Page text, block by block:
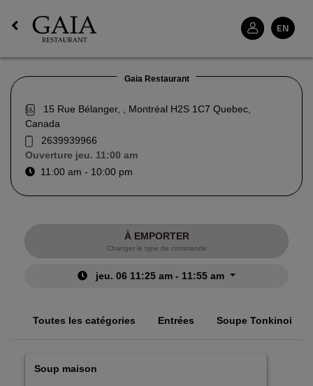
EN
Gaia Restaurant
15 Rue Bélanger, , Montréal H2S 1C7 Quebec,
Canada
2639939966
Ouverture jeu. 11:00 am
11:00 am - 10:00 pm
À EMPORTER
Changer le type de commande
jeu. 06 11:25 am - 11:55 am
Toutes les catégories Entrées Soupe Tonkinoise
Soup maison